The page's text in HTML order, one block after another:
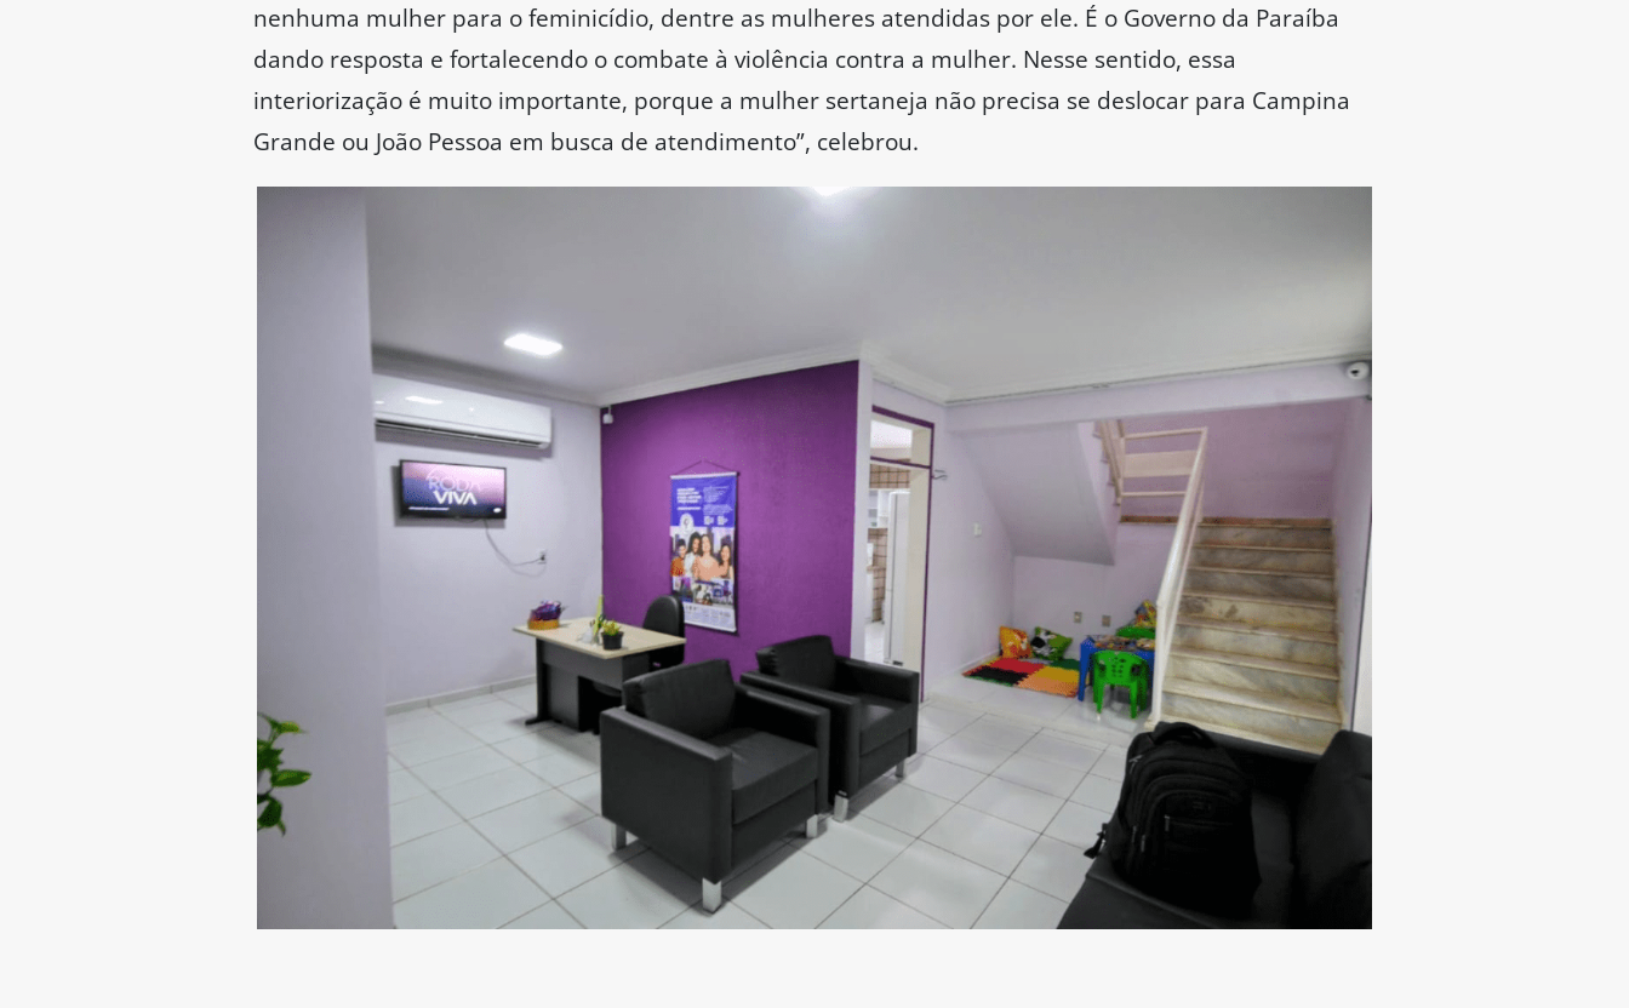
nenhuma mulher para o feminicídio, dentre as mulheres atendidas por ele. É o Governo da Paraíba
dando resposta e fortalecendo o combate à violência contra a mulher. Nesse sentido, essa
interiorização é muito importante, porque a mulher sertaneja não precisa se deslocar para Campina
Grande ou João Pessoa em busca de atendimento”, celebrou.